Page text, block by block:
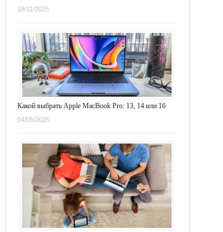
18/11/2025
Какой выбрать Apple MacBook Pro: 13, 14 или 16
04/05/2025